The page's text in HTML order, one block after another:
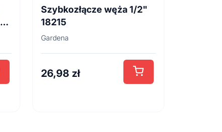
Szybkozłącze węża 1/2"
18215
Gardena
26,98 zł